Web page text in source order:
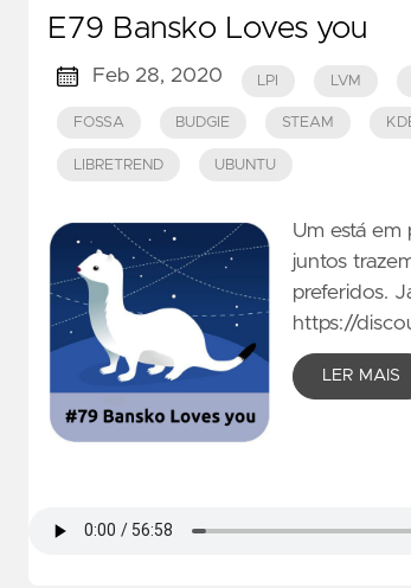
E79 Bansko Loves you
Feb 28, 2020 LPI LVM
FOSSA BUDGIE STEAM
LIBRETREND UBUNTU
Um está
juntos
preferidos.
https://
LER MAIS